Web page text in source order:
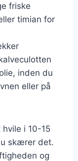
friske
timian for
inden du
eller på
i 10-15
skærer det.
og